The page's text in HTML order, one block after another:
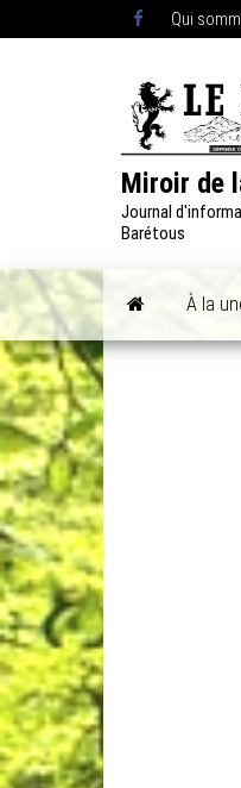
Qui
Miroir de
Journal
Barétous
À la